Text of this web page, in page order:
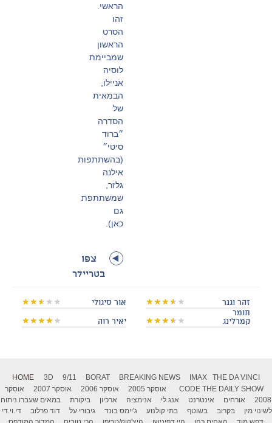
הראשי.
זהו
הסרט
הראשון
שמביימת
לוסיה
אניילו,
הבמאית
של
הסדרה
״ברוד
סיטי״
(בהשתתפות
אילנה
גלזר,
שמשתתפת
גם
כאן).
צפו
בטריילר
זהר וגנר
אור סיגולי
תומר
קמרלינג
יאיר רוה
HOME 3D 9/11 BORAT BREAKING NEWS IMAX
THE DA VINCI
CODE THE DAILY SHOW אוסקר 2005 אוסקר 2006 אוסקר 2007
אוסקר
2008
אורחים אינטרנט אנג לי אנימציה ארכיון ביקורת
במאים שעברו ניתוח
לשינוי מין
בקרוב בשוטף בתי קולנוע ג'יימס בונד גיבורי על דוד פרלוב
די.וי.די